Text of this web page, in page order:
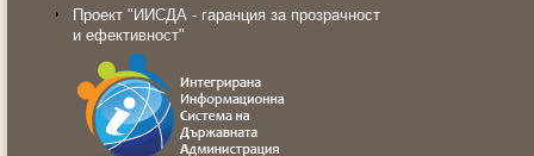
Проект "ИИСДА - гаранция за прозрачност
и ефективност"